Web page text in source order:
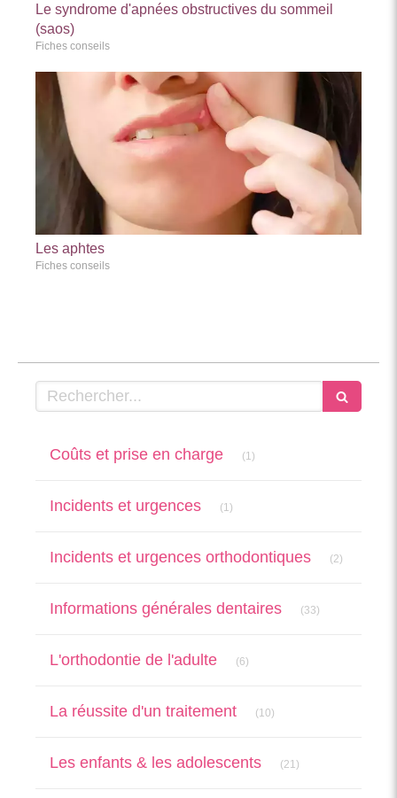
Le syndrome d'apnées obstructives du sommeil
(saos)
Fiches conseils
Les aphtes
Fiches conseils
Rechercher
Coûts et prise en charge (1)
Incidents et urgences (1)
Incidents et urgences orthodontiques (2)
Informations générales dentaires (33)
L'orthodontie de l'adulte (6)
La réussite d'un traitement (10)
Les enfants & les adolescents (21)